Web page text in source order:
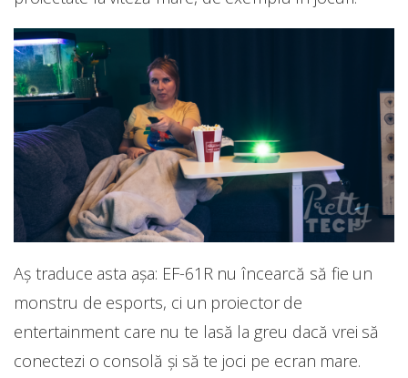
Aș traduce asta așa: EF-61R nu încearcă să fie un
monstru de esports, ci un proiector de
entertainment care nu te lasă la greu dacă vrei să
conectezi o consolă și să te joci pe ecran mare.